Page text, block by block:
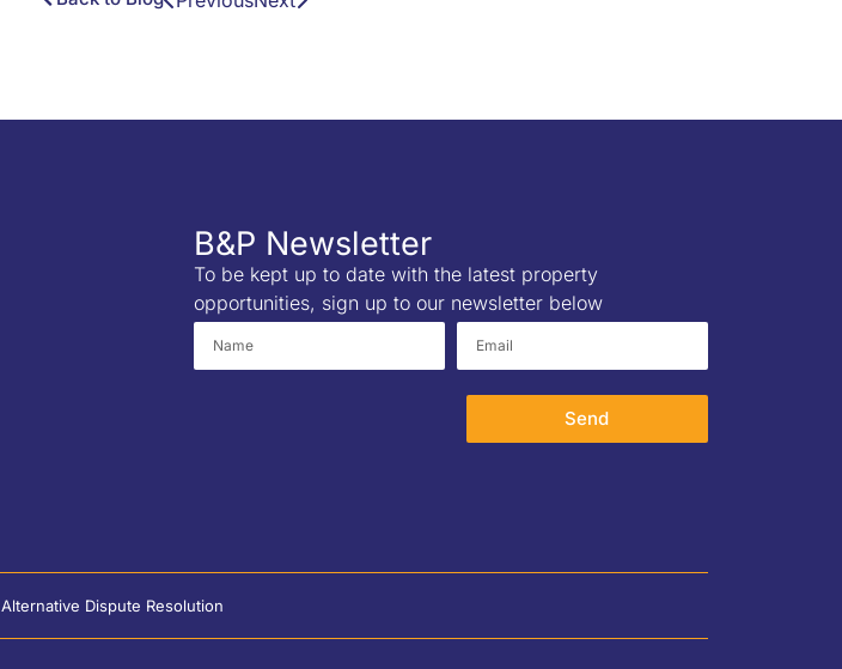
B&P Newsletter
To be kept up to date with the latest property
opportunities, sign up to our newsletter below
Send
Alternative Dispute Resolution